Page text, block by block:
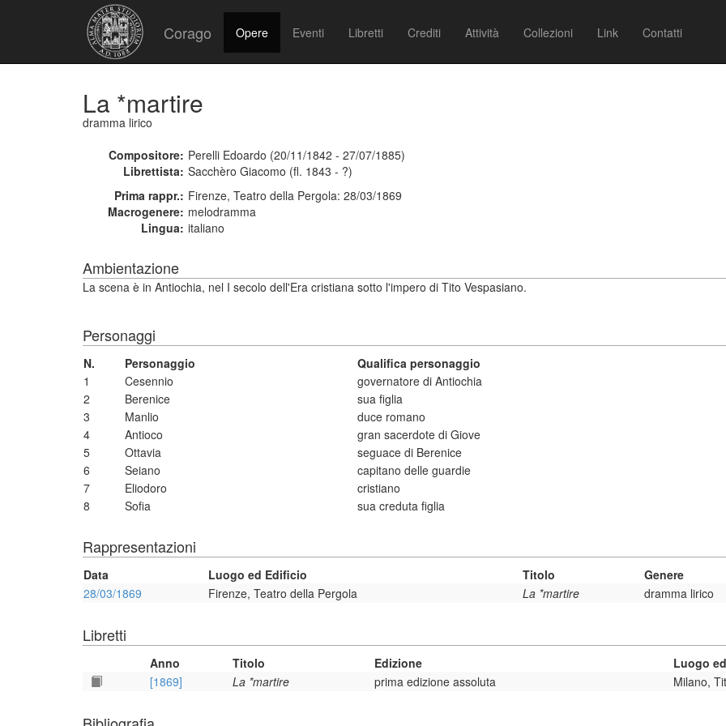
Corago Opere Eventi Libretti Crediti Attività Collezioni Link Contatti
La *martire
dramma lirico
Compositore: Perelli Edoardo (20/11/1842 - 27/07/1885)
Librettista: Sacchèro Giacomo (fl. 1843 - ?)
Prima rappr.: Firenze, Teatro della Pergola: 28/03/1869
Macrogenere: melodramma
Lingua: italiano
Ambientazione
La scena è in Antiochia, nel I secolo dell'Era cristiana sotto l'impero di Tito Vespasiano.
Personaggi
N. Personaggio Qualifica personaggio
1
Cesennio governatore di Antiochia
2
Berenice sua figlia
3
Manlio duce romano
4
Antioco gran sacerdote di Giove
5
Ottavia seguace di Berenice
6
Seiano capitano delle guardie
7
Eliodoro cristiano
8
Sofia sua creduta figlia
Rappresentazioni
Data Luogo ed Edificio Titolo Genere
28/03/1869
Firenze, Teatro della Pergola La *martire dramma lirico
Libretti
Anno Titolo Edizione
Luogo
[1869]
La *martire prima edizione assoluta Milano,